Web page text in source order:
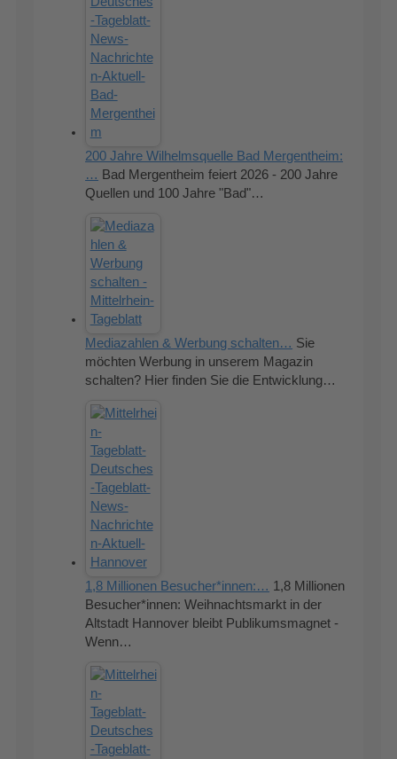
200 Jahre Wilhelmsquelle Bad Mergentheim:
… Bad Mergentheim feiert 2026 - 200 Jahre
Quellen und 100 Jahre "Bad"…
Mediazahlen & Werbung schalten… Sie
möchten Werbung in unserem Magazin
schalten? Hier finden Sie die Entwicklung…
1,8 Millionen Besucher*innen:… 1,8 Millionen
Besucher*innen: Weihnachtsmarkt in der
Altstadt Hannover bleibt Publikumsmagnet -
Wenn…